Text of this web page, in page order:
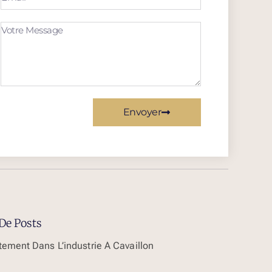
Envoyer
Posts
Dans L’industrie À Cavaillon